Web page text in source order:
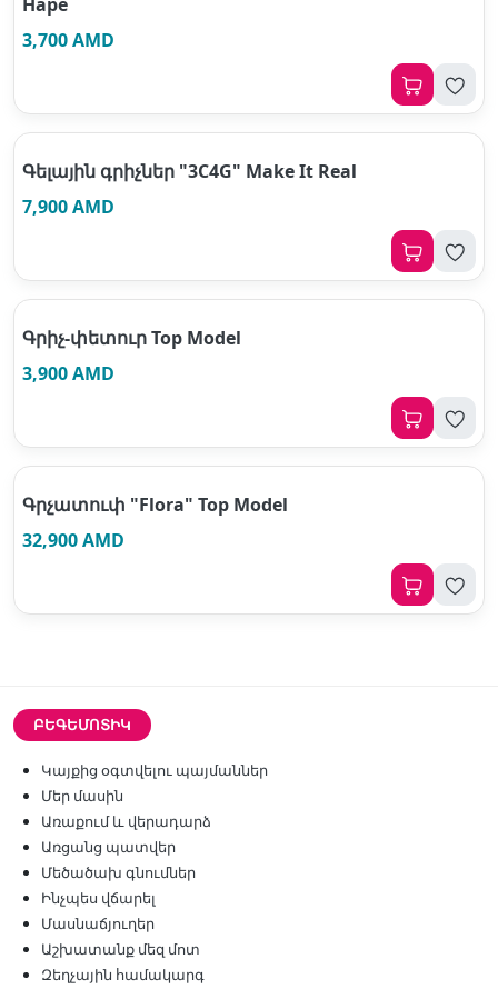
3,700 AMD
Գելային գրիչներ "3C4G" Make It Real
7,900 AMD
Գրիչ-փետուր Top Model
3,900 AMD
Գրչատուփ "Flora" Top Model
32,900 AMD
ԲԵԳԵՄՈՏԻԿ
Կայքից օգտվելու պայմաններ
Մեր մասին
Առաքում և վերադարձ
Առցանց պատվեր
Մեծածախ գնումներ
Ինչպես վճարել
Մասնաճյուղեր
Աշխատանք մեզ մոտ
Զեղչային համակարգ